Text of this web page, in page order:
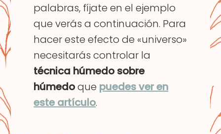
palabras, fíjate en el ejemplo
que verás a continuación. Para
hacer este efecto de «universo»
necesitarás controlar la
técnica húmedo sobre
húmedoque puedes ver en
este artículo.